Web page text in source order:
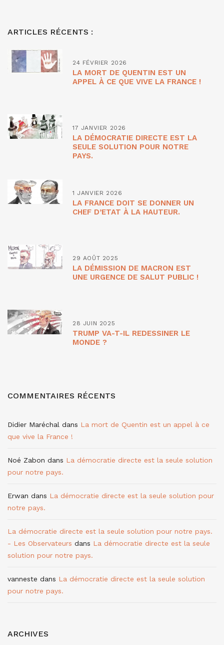
ARTICLES RÉCENTS :
24 FÉVRIER 2026
LA MORT DE QUENTIN EST UN
APPEL À CE QUE VIVE LA FRANCE !
17 JANVIER 2026
LA DÉMOCRATIE DIRECTE EST LA
SEULE SOLUTION POUR NOTRE
PAYS.
1 JANVIER 2026
LA FRANCE DOIT SE DONNER UN
CHEF D’ETAT À LA HAUTEUR.
29 AOÛT 2025
LA DÉMISSION DE MACRON EST
UNE URGENCE DE SALUT PUBLIC !
28 JUIN 2025
TRUMP VA-T-IL REDESSINER LE
MONDE ?
COMMENTAIRES RÉCENTS
Didier Maréchal dans La mort de Quentin est un appel à ce
que vive la France !
Noé Zabon dans La démocratie directe est la seule solution
pour notre pays.
Erwan dans La démocratie directe est la seule solution pour
notre pays.
La démocratie directe est la seule solution pour notre pays.
- Les Observateurs dans La démocratie directe est la seule
solution pour notre pays.
vanneste dans La démocratie directe est la seule solution
pour notre pays.
ARCHIVES